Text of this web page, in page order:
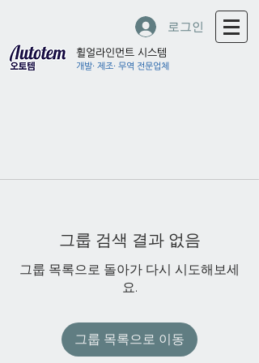
로그인
휠얼라인먼트 시스템
개발· 제조· 무역 전문업체
그룹 검색 결과 없음
그룹 목록으로 돌아가 다시 시도해보세
요.
그룹 목록으로 이동